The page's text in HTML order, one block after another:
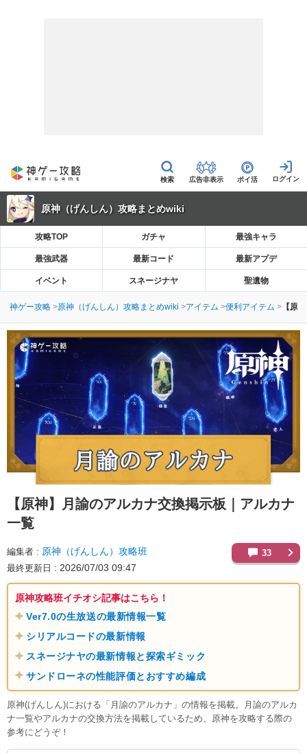
広告非表示 ポイ活
原神（げんしん）攻略まとめwiki
攻略TOP ガチャ 最強キャラ
最強武器 最新コード 最新アプデ
イベント スネージナヤ 聖遺物
神ゲー攻略 原神（げんしん）攻略まとめwiki アイテム 便利アイテム 【原
【原神】
月諭のアルカナ交換掲示板｜アルカナ
一覧
編集者 原神（げんしん）攻略班
最終更新日 2026/07/03 09:47
33
原神攻略班イチオシ記事はこちら！
Ver7.0の生放送の最新情報一覧
シリアルコードの最新情報
スネージナヤの最新情報と探索ギミック
サンドローネの性能評価とおすすめ編成
原神(げんしん)における「月諭のアルカナ」の情報を掲載。月諭のアルカ
ナ一覧やアルカナの交換方法を掲載しているため、原神を攻略する際の
参考にどうぞ！